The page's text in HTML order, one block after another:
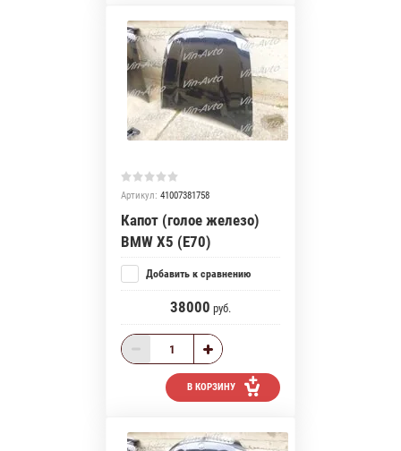
Артикул: 41007381758
Капот (голое железо)
BMW X5 (E70)
Добавить к сравнению
38000 руб.
В КОРЗИНУ